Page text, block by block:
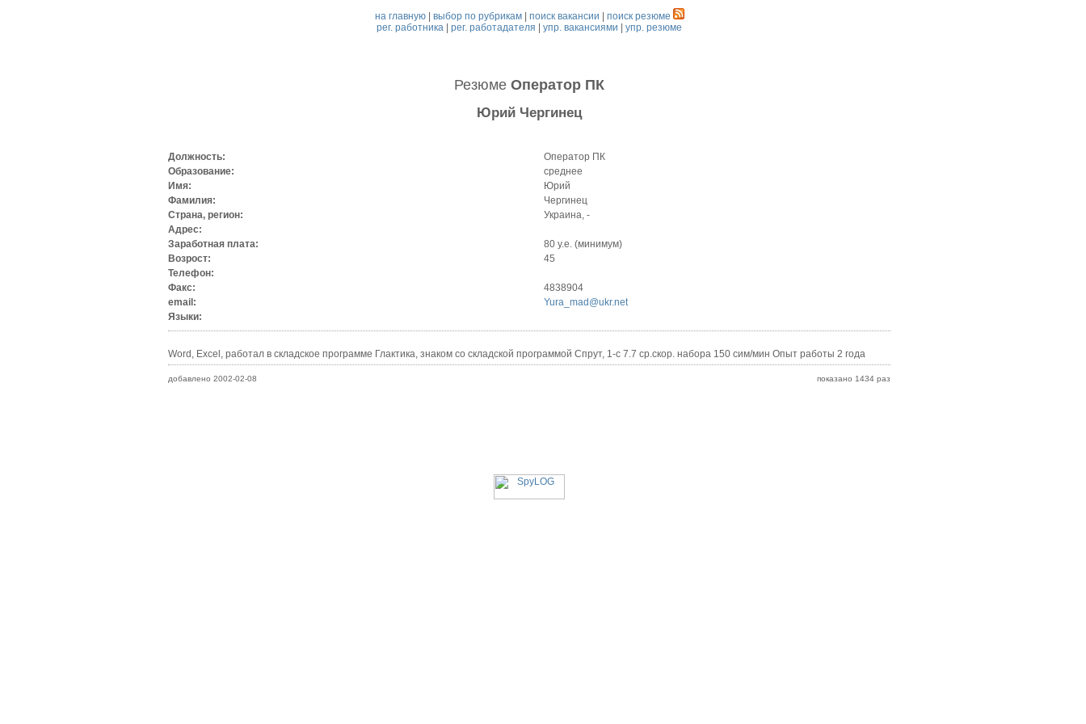
на главную| выбор по рубрикам| поиск вакансии
поиск резюме
рег. работника |рег. работадателя |упр. вакансиями |упр. резюме
РезюмеОператор ПК
Юрий Чергинец
Должность:
Оператор ПК
Образование:
среднее
Имя:
Юрий
Фамилия:
Чергинец
Страна, регион:
Украина, -
Адрес:
Заработная плата:
80 у.е. (минимум)
Возрост:
45
Телефон:
Факс:
4838904
email:
Yura_mad@ukr.net
Языки:
Word, Excel, работал в складское программе Глактика, знаком со складской программой Спрут, 1-с 7.7 ср.скор. набора 150 сим/мин Опыт работы 2 года
добавлено 2002-02-08 показано 1434 раз